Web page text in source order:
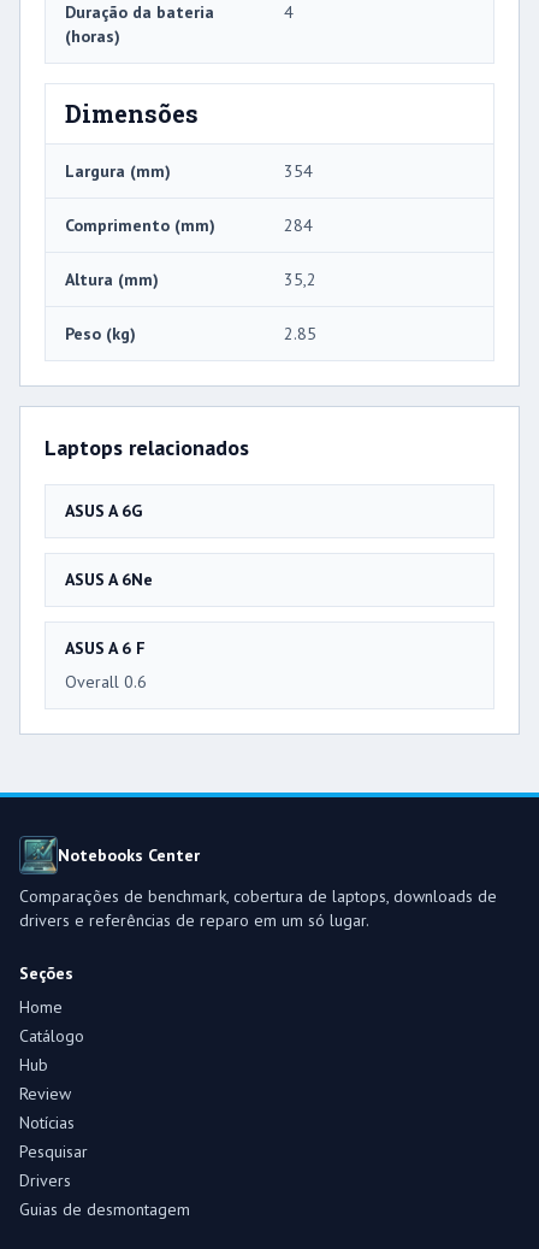
Duração da bateria
(horas)
4
Dimensões
Largura (mm) 354
Comprimento (mm) 284
Altura (mm) 35,2
Peso (kg) 2.85
Laptops relacionados
ASUS A 6G
ASUS A 6Ne
ASUS A 6 F
Overall 0.6
Notebooks Center
Comparações de benchmark, cobertura de laptops, downloads de
drivers e referências de reparo em um só lugar.
Seções
Home
Catálogo
Hub
Review
Notícias
Pesquisar
Drivers
Guias de desmontagem